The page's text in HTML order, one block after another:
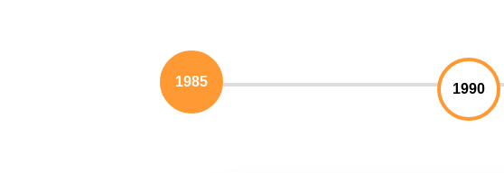
1985 1990